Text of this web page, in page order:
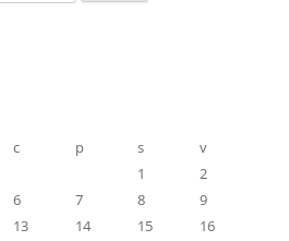
c p s
v
1
2
6 7 8
9
13 14 15
16